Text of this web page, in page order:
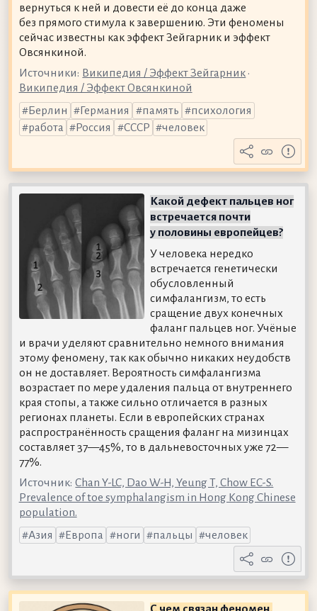
вернуться к ней и довести её до конца даже
без прямого стимула к завершению. Эти феномены
сейчас известны как эффект Зейгарник и эффект
Овсянкиной.
Источники: Википедия / Эффект Зейгарник •
Википедия / Эффект Овсянкиной
Берлин
Германия память
психология
работа
Россия СССР человек
Какой дефект пальцев ног
встречается почти
у половины европейцев?
У человека нередко
встречается генетически
обусловленный
симфалангизм, то есть
сращение двух конечных
фаланг пальцев ног. Учёные
и врачи уделяют сравнительно немного внимания
этому феномену, так как обычно никаких неудобств
он не доставляет. Вероятность симфалангизма
возрастает по мере удаления пальца от внутреннего
края стопы, а также сильно отличается в разных
регионах планеты. Если в европейских странах
распространённость сращения фаланг на мизинцах
составляет 37—45%, то в дальневосточных уже 72—
77%.
Источник: Chan Y-LC, Dao W-H, Yeung T, Chow EC-S.
Prevalence of toe symphalangism in Hong Kong Chinese
population.
Азия
Европа ноги пальцы человек